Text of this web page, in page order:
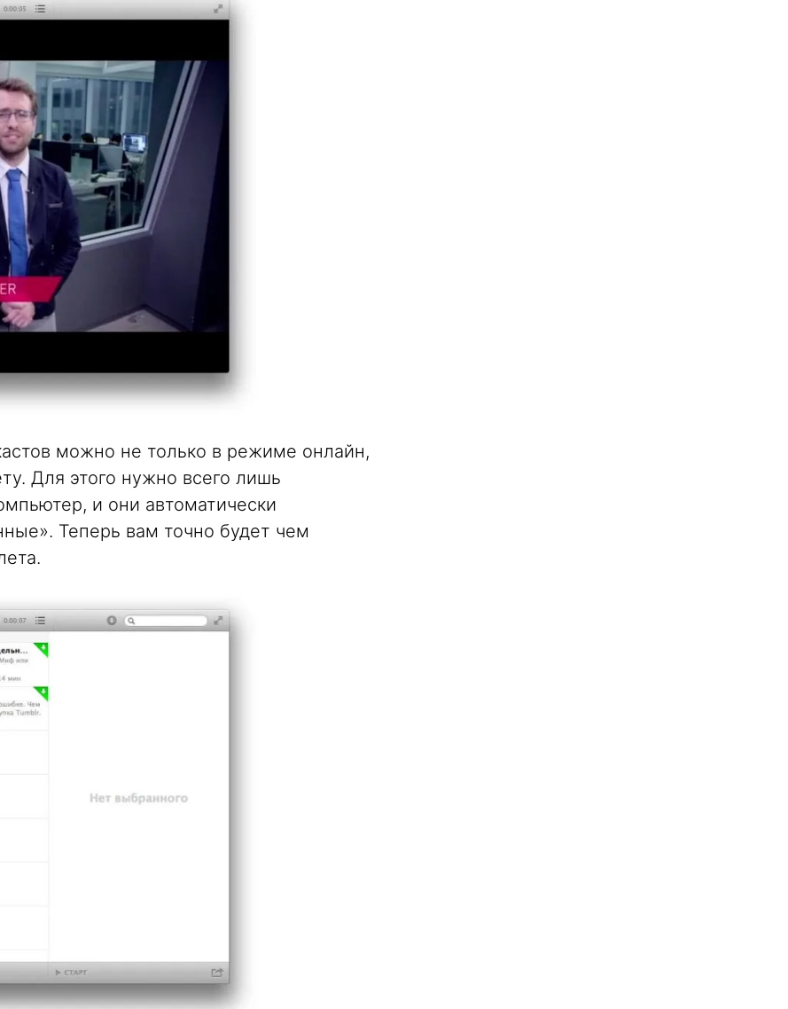
можно не только в режиме онлайн,
Для этого нужно всего лишь
и они автоматически
Теперь вам точно будет чем